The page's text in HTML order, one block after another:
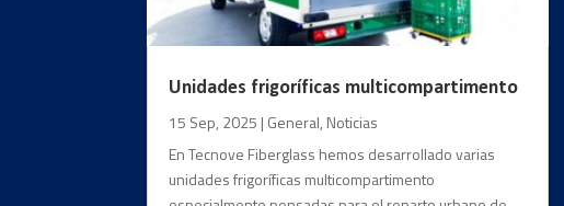
Unidades frigoríficas multicompartimento
15 Sep, 2025 | General, Noticias
En Tecnove Fiberglass hemos desarrollado varias
unidades frigoríficas multicompartimento